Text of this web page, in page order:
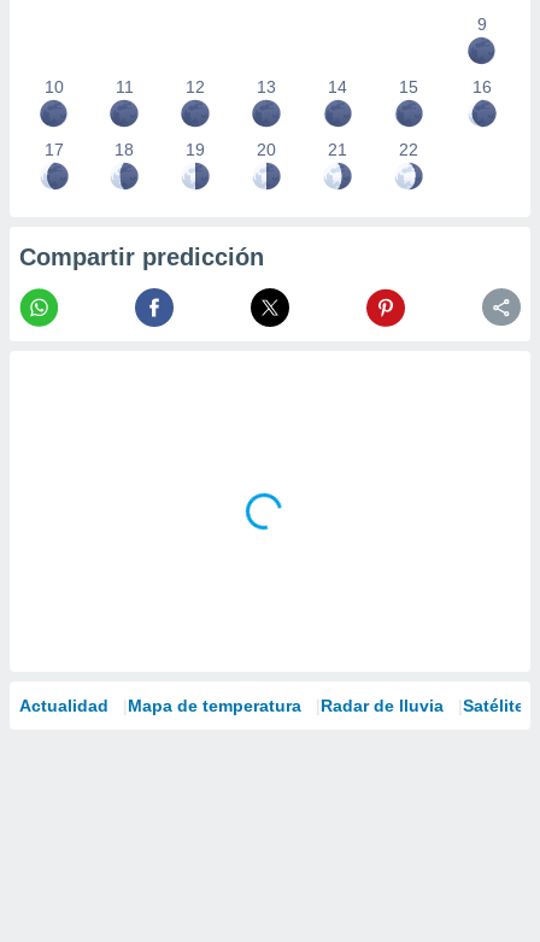
9
10 11 12 13 14 15 16
17 18 19 20 21 22
Compartir predicción
Actualidad Mapa de temperatura Radar de lluvia Satélites